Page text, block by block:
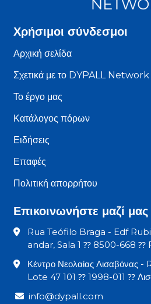
Χρήσιμοι σύνδεσμοι
Αρχική σελίδα
Σχετικά με το DYPALL Network
Το έργο μας
Κατάλογος πόρων
Ειδήσεις
Επαφές
Πολιτική απορρήτου
Επικοινωνήστε μαζί μας
Rua Teófilo Braga - Edf
andar, Sala 1 ⁇ 8500-668 ⁇
Κέντρο Νεολαίας Λισαβόνας
Lote 47 101 ⁇ 1998-011 ⁇
info@dypall.com